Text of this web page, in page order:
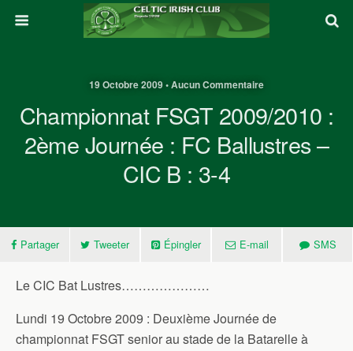
19 Octobre 2009 • Aucun Commentaire
Championnat FSGT 2009/2010 :
2ème Journée : FC Ballustres –
CIC B : 3-4
Partager Tweeter Épingler E-mail SMS
Le CIC Bat Lustres…………………
Lundi 19 Octobre 2009 : Deuxième Journée de
championnat FSGT senior au stade de la Batarelle à